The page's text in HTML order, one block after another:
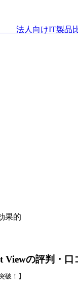
法人向けIT製品
果的
Viewの評判・口
破！】